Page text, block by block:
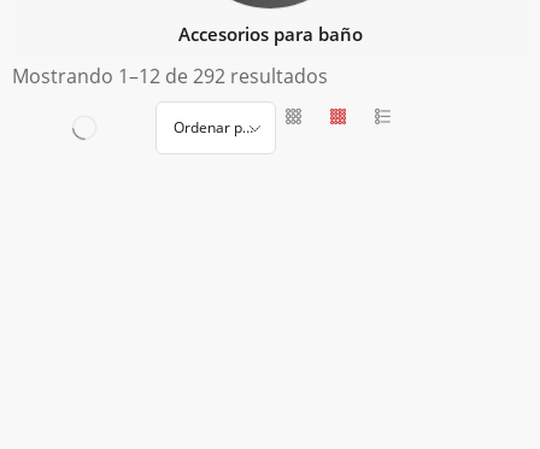
Accesorios para baño
Mostrando 1–12 de 292 resultados